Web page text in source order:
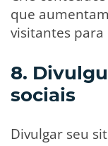
que
visitantes para
8.
sociais
Divulgar seu